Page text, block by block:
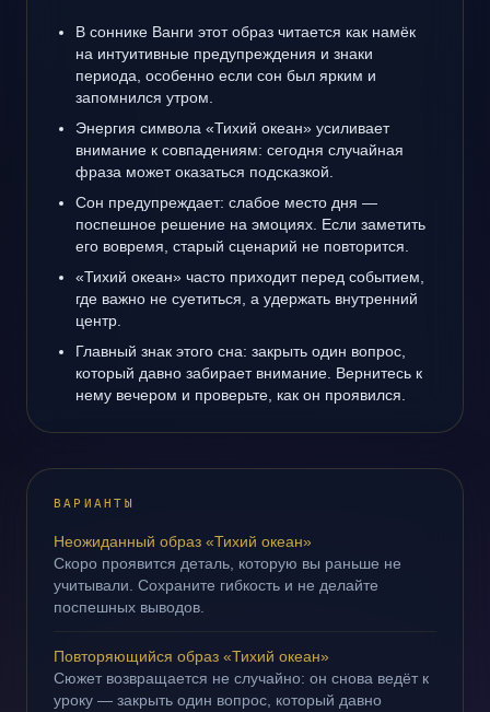
В соннике Ванги этот образ читается как намёк
на интуитивные предупреждения и знаки
периода, особенно если сон был ярким и
запомнился утром.
Энергия символа «Тихий океан» усиливает
внимание к совпадениям: сегодня случайная
фраза может оказаться подсказкой.
Сон предупреждает: слабое место дня —
поспешное решение на эмоциях. Если заметить
его вовремя, старый сценарий не повторится.
«Тихий океан» часто приходит перед событием,
где важно не суетиться, а удержать внутренний
центр.
Главный знак этого сна: закрыть один вопрос,
который давно забирает внимание. Вернитесь к
нему вечером и проверьте, как он проявился.
ВАРИАНТЫ
Неожиданный образ «Тихий океан»
Скоро проявится деталь, которую вы раньше не
учитывали. Сохраните гибкость и не делайте
поспешных выводов.
Повторяющийся образ «Тихий океан»
Сюжет возвращается не случайно: он снова ведёт к
уроку — закрыть один вопрос, который давно